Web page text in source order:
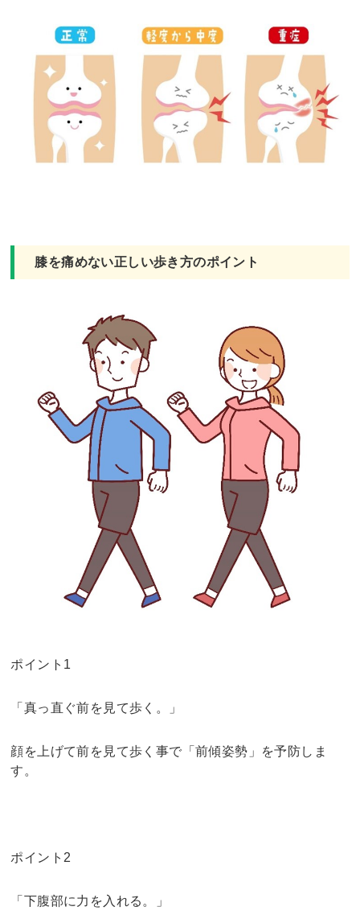
膝を痛めない正しい歩き方のポイント
ポイント1
「真っ直ぐ前を見て歩く。」
顔を上げて前を見て歩く事で「前傾姿勢」を予防しま
す。
ポイント2
「下腹部に力を入れる。」